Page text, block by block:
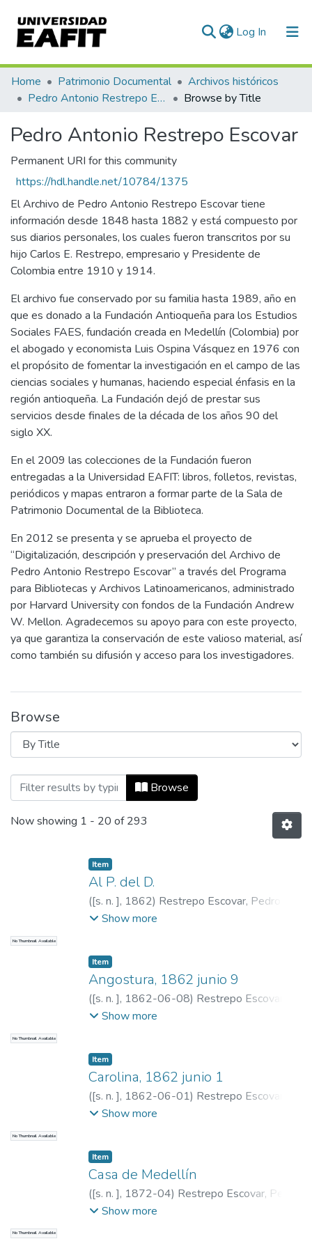
Log In (current)
Communities & Collections
All of DSpace
Home Patrimonio Documental
Archivos históricos
Pedro Antonio Restrepo Escovar
Browse by Title
Pedro Antonio Restrepo Escovar
Permanent URI for this community
https://hdl.handle.net/10784/1375
El Archivo de Pedro Antonio Restrepo Escovar tiene
información desde 1848 hasta 1882 y está compuesto por
sus diarios personales, los cuales fueron transcritos por su
hijo Carlos E. Restrepo, empresario y Presidente de
Colombia entre 1910 y 1914.
El archivo fue conservado por su familia hasta 1989, año en
que es donado a la Fundación Antioqueña para los Estudios
Sociales FAES, fundación creada en Medellín (Colombia) por
el abogado y economista Luis Ospina Vásquez en 1976 con
el propósito de fomentar la investigación en el campo de las
ciencias sociales y humanas, haciendo especial énfasis en la
región antioqueña. La Fundación dejó de prestar sus
servicios desde finales de la década de los años 90 del
siglo XX.
En el 2009 las colecciones de la Fundación fueron
entregadas a la Universidad EAFIT: libros, folletos, revistas,
periódicos y mapas entraron a formar parte de la Sala de
Patrimonio Documental de la Biblioteca.
En 2012 se presenta y se aprueba el proyecto de
“Digitalización, descripción y preservación del Archivo de
Pedro Antonio Restrepo Escovar” a través del Programa
para Bibliotecas y Archivos Latinoamericanos, administrado
por Harvard University con fondos de la Fundación Andrew
W. Mellon. Agradecemos su apoyo para con este proyecto,
ya que garantiza la conservación de este valioso material, así
como también su difusión y acceso para los investigadores.
Browse
Browsing Pedro Antonio Restrepo
Browse
Now showing 1 - 20 of 293
No Thumbnail Available
Item
Al P. del D.
([s. n. ], 1862) Restrepo Escovar, Pedro
Antonio, 1815-1899
Show more
No Thumbnail Available
Item
Angostura, 1862 junio 9
([s. n. ], 1862-06-08) Restrepo Escovar,
Pedro Antonio, 1815-1899
Show more
No Thumbnail Available
Item
Carolina, 1862 junio 1
([s. n. ], 1862-06-01) Restrepo Escovar,
Pedro Antonio, 1815-1899
Show more
No Thumbnail Available
Item
Casa de Medellín
([s. n. ], 1872-04) Restrepo Escovar, Pedro
Antonio, 1815-1899
Show more